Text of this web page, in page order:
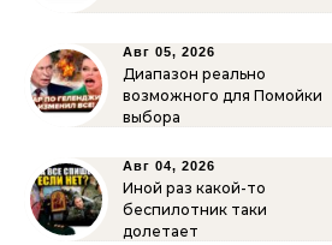
Авг 05, 2026
Диапазон реально
возможного для Помойки
выбора
Авг 04, 2026
Иной раз какой-то
беспилотник таки
долетает